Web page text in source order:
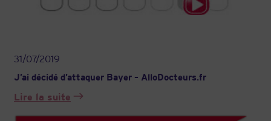
31/07/2019
J’ai décidé d’attaquer Bayer – AlloDocteurs.fr
Lire la suite
:
J’ai